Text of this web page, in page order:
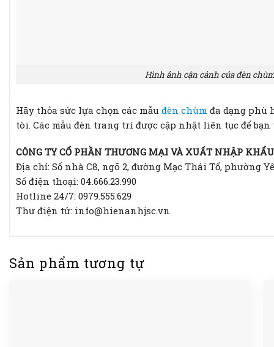
Hình ảnh cận cảnh của đèn
Hãy thỏa sức lựa chọn các mẫu đèn chùm đa dạng phù
tôi. Các mẫu đèn trang trí được cập nhật liên tục để
CÔNG TY CỔ PHẦN THƯƠNG MẠI VÀ XUẤT NHẬP
Địa chỉ: Số nhà C8, ngõ 2, đường Mạc Thái Tổ, phường
Số điện thoại: 04.666.23.990
Hotline 24/7: 0979.555.629
Thư điện tử: info@hienanhjsc.vn
Sản phẩm tương tự